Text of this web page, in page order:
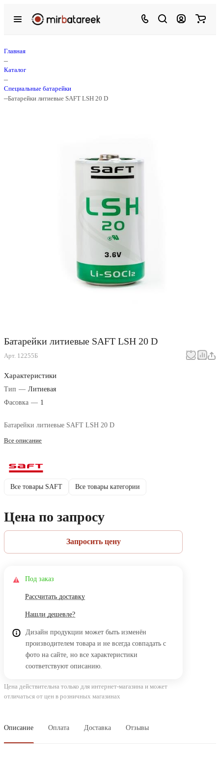
Главная
–
Каталог
–
Специальные батарейки
–Батарейки литиевые SAFT LSH 20 D
Батарейки литиевые SAFT LSH 20 D
Арт. 12255Б
Характеристики
Тип — Литиевая
Фасовка — 1
Батарейки литиевые SAFT LSH 20 D
Все описание
Все товары SAFT Все товары категории
Цена по запросу
Запросить цену
Под заказ
Рассчитать доставку
Нашли дешевле?
Дизайн продукции может быть изменён
производителем товара и не всегда совпадать с
фото на сайте, но все характеристики
соответствуют описанию.
Цена действительна только для интернет-магазина и может
отличаться от цен в розничных магазинах
Описание Оплата Доставка Отзывы